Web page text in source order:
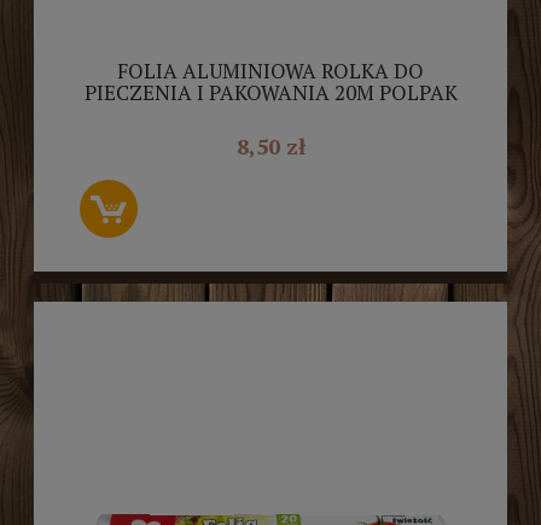
FOLIA ALUMINIOWA ROLKA DO
PIECZENIA I PAKOWANIA 20M POLPAK
8,50 zł